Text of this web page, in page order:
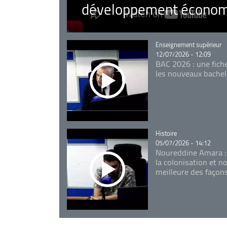
développement
Catégorie
Enseignement supérieur
12/07/2026 - 12:09
BAC 2026 : une
les nouveaux
Catégorie
Histoire
05/07/2026 - 14:12
Noureddine Amara
la colonisation et
meilleure des